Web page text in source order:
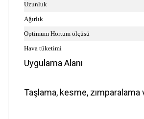
Uzunluk
Ağırlık
Optimum Hortum ölçüsü
Hava tüketimi
Uygulama Alanı
Taşlama, kesme, zımparalama